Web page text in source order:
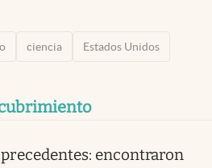
ciencia Estados Unidos
encontraron